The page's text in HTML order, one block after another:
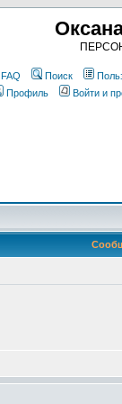
FAQ Поиск
Профиль
Войти и